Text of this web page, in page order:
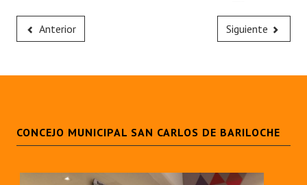
Antiguos Pobladores - Registro
Bariloche, Municipio intercultural
REFORMA DE LA CARTA ORGÁNICA
Anterior Siguiente
CONCEJO MUNICIPAL SAN CARLOS DE BARILOCHE